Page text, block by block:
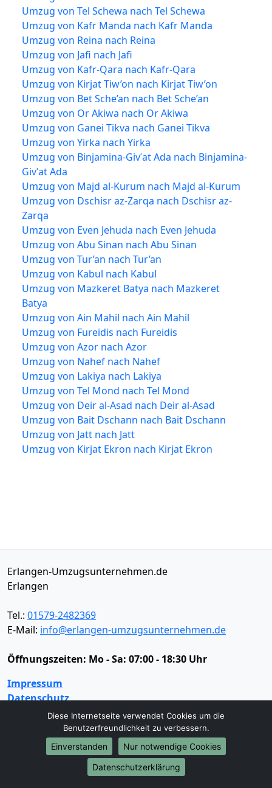
Umzug von Tel Schewa nach Tel Schewa
Umzug von Kafr Manda nach Kafr Manda
Umzug von Reina nach Reina
Umzug von Jafi nach Jafi
Umzug von Kafr-Qara nach Kafr-Qara
Umzug von Kirjat Tiw’on nach Kirjat Tiw’on
Umzug von Bet Sche’an nach Bet Sche’an
Umzug von Or Akiwa nach Or Akiwa
Umzug von Ganei Tikva nach Ganei Tikva
Umzug von Yirka nach Yirka
Umzug von Binjamina-Givʿat Ada nach Binjamina-
Givʿat Ada
Umzug von Majd al-Kurum nach Majd al-Kurum
Umzug von Dschisr az-Zarqa nach Dschisr az-
Zarqa
Umzug von Even Jehuda nach Even Jehuda
Umzug von Abu Sinan nach Abu Sinan
Umzug von Tur’an nach Tur’an
Umzug von Kabul nach Kabul
Umzug von Mazkeret Batya nach Mazkeret
Batya
Umzug von Ain Mahil nach Ain Mahil
Umzug von Fureidis nach Fureidis
Umzug von Azor nach Azor
Umzug von Nahef nach Nahef
Umzug von Lakiya nach Lakiya
Umzug von Tel Mond nach Tel Mond
Umzug von Deir al-Asad nach Deir al-Asad
Umzug von Bait Dschann nach Bait Dschann
Umzug von Jatt nach Jatt
Umzug von Kirjat Ekron nach Kirjat Ekron
Erlangen-Umzugsunternehmen.de
Erlangen
Tel.: 01579-2482369
E-Mail: info@erlangen-umzugsunternehmen.de
Öffnungszeiten: Mo - Sa: 07:00 - 18:30 Uhr
Impressum
Datenschutz
Umzugsservice
Behördenumzug
Büroumzug
Firmenumzug
Laborumzug
Diese Internetseite verwendet Cookies um die
Benutzerfreundlichkeit zu verbessern.
Einverstanden
Nur notwendige Cookies
Datenschutzerklärung